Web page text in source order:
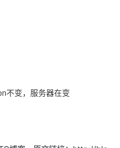
不变，服务器在变